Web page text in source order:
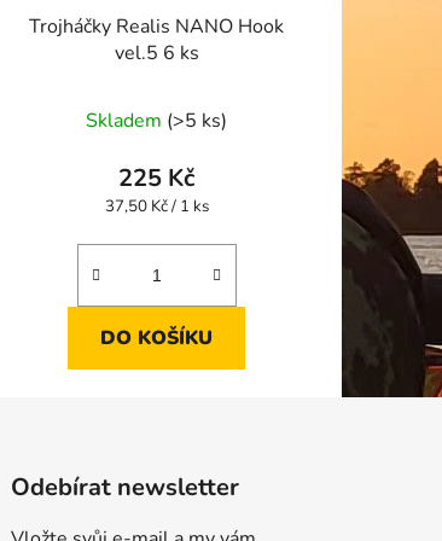
Trojháčky Realis NANO Hook
vel.5 6 ks
Skladem (>5 ks)
225 Kč
Měrná
37,50 Kč / 1 ks
DO KOŠÍKU
Odebírat newsletter